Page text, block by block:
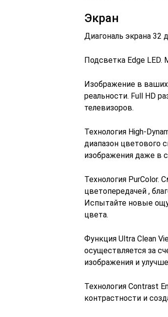
Экран
Диагональ экрана 32
Подсветка Edge LED.
Изображение в
реальности. Full HD
телевизоров.
Технология High-
диапазон цветового
изображения даже в
Технология
цветопередачей ,
Испытайте новые
цвета.
Функция Ultra Clean
осуществляется за
изображения и
Технология Contrast
контрастности и